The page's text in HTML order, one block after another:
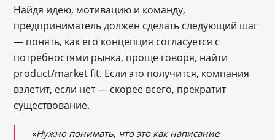
Найдя идею, мотивацию и команду,
предприниматель должен сделать следующий шаг
― понять, как его концепция согласуется с
потребностями рынка, проще говоря, найти
product/market fit. Если это получится, компания
взлетит, если нет ― скорее всего, прекратит
существование.
«Нужно понимать, что это как написание